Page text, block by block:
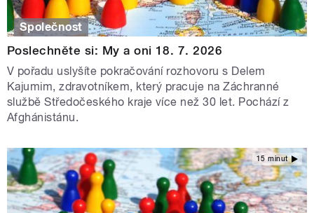
Společnost
Poslechněte si: My a oni 18. 7. 2026
V pořadu uslyšíte pokračování rozhovoru s Delem
Kajumim, zdravotníkem, který pracuje na Záchranné
službě Středočeského kraje více než 30 let. Pochází z
Afghánistánu.
15 minut